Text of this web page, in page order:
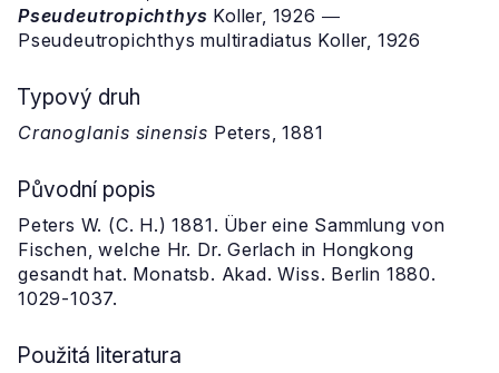
Pseudeutropichthys Koller, 1926 ―
Pseudeutropichthys multiradiatus Koller, 1926
Typový druh
Cranoglanis sinensis Peters, 1881
Původní popis
Peters W. (C. H.) 1881. Über eine Sammlung von
Fischen, welche Hr. Dr. Gerlach in Hongkong
gesandt hat. Monatsb. Akad. Wiss. Berlin 1880.
1029-1037.
Použitá literatura